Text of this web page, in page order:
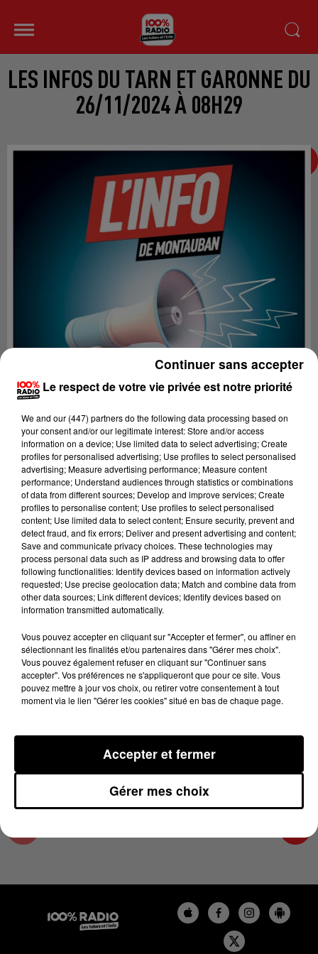
LES INFOS DU TARN ET GARONNE DU
26/11/2024 À 08H29
Lecture (4 min 14 sec)
100%
100% Radio les infos du Tarn et Garonne
26 novembre 2024 - 4 min 14 sec
LES INFOS DU TARN ET GARONNE DU
26/11/2024 À 08H29
Podcasts infos du Tarn et Garonne
Le respect de votre vie privée est notre priorité
We and our (447) partnersdo the following data processing based on
your consent and/or our legitimate interest: Store and/or access
information on a device; Use limited data to select advertising; Create
profiles for personalised advertising; Use profiles to select personalised
advertising; Measure advertising performance; Measure content
performance; Understand audiences through statistics or combinations
of data from different sources; Develop and improve services; Create
profiles to personalise content; Use profiles to select personalised
content; Use limited data to select content; Ensure security, prevent and
detect fraud, and fix errors; Deliver and present advertising and content;
Save and communicate privacy choices. These technologies may
process personal data such as IP address and browsing data to offer
following functionalities: Identify devices based on information actively
requested; Use precise geolocation data; Match and combine data from
other data sources; Link different devices; Identify devices based on
information transmitted automatically.
Vous pouvez accepter en cliquant sur "Accepter et fermer", ou affiner en
sélectionnant les finalités et/ou partenaires dans "Gérer mes choix".
Vous pouvez également refuser en cliquant sur "Continuer sans
accepter". Vos préférences ne s'appliqueront que pour ce site. Vous
pouvez mettre à jour vos choix, ou retirer votre consentement à tout
moment via le lien "Gérer les cookies" situé en bas de chaque page.
Gérer mes choix
Accepter et fermer
Continuer sans accepter